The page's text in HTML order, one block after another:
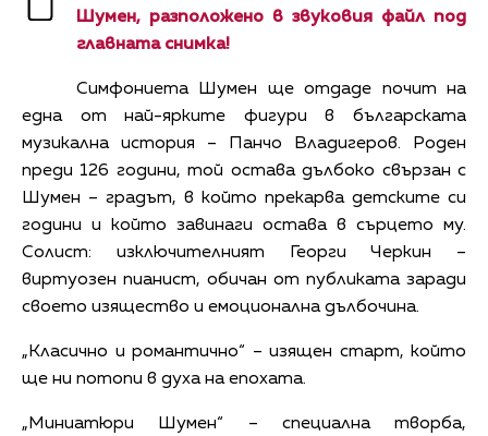
Шумен, разположено в звуковия файл под
главната снимка!
Симфониета Шумен ще отдаде почит на
една от най-ярките фигури в българската
музикална история – Панчо Владигеров. Роден
преди 126 години, той остава дълбоко свързан с
Шумен – градът, в който прекарва детските си
години и който завинаги остава в сърцето му.
Солист: изключителният Георги Черкин –
виртуозен пианист, обичан от публиката заради
своето изящество и емоционална дълбочина.
„Класично и романтично“ – изящен старт, който
ще ни потопи в духа на епохата.
„Миниатюри Шумен“ – специална творба,